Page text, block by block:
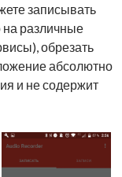
записывать
на различные
обрезать
абсолютно
и не содержит